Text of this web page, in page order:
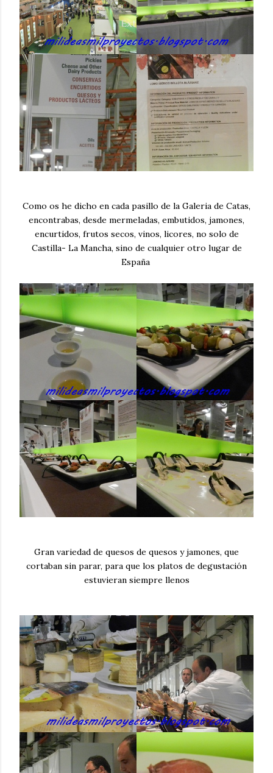
Como os he dicho en cada pasillo de la Galeria de Catas,
encontrabas, desde mermeladas, embutidos, jamones,
encurtidos, frutos secos, vinos, licores, no solo de
Castilla- La Mancha, sino de cualquier otro lugar de
España
Gran variedad de quesos de quesos y jamones, que
cortaban sin parar, para que los platos de degustación
estuvieran siempre llenos